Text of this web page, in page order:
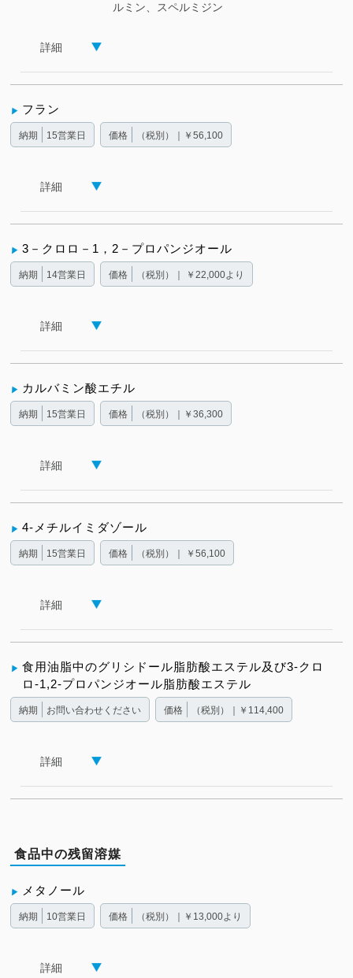
ルミン、スペルミジン
詳細
フラン
納期 15営業日 価格 （税別）｜￥56,100
詳細
3－クロロ－1，2－プロパンジオール
納期 14営業日 価格 （税別）｜ ￥22,000より
詳細
カルバミン酸エチル
納期 15営業日 価格 （税別）｜￥36,300
詳細
4-メチルイミダゾール
納期 15営業日 価格 （税別）｜ ￥56,100
詳細
食用油脂中のグリシドール脂肪酸エステル及び3-クロ
ロ-1,2-プロパンジオール脂肪酸エステル
納期 お問い合わせください 価格 （税別）｜￥114,400
詳細
食品中の残留溶媒
メタノール
納期 10営業日 価格 （税別）｜￥13,000より
詳細